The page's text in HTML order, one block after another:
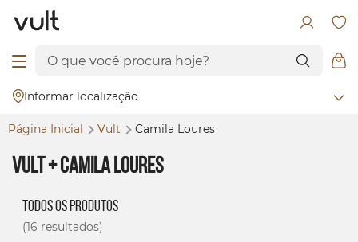
Informar localização
Página Inicial Vult Camila Loures
Vult + Camila Loures
Todos os Produtos
(16 resultados)